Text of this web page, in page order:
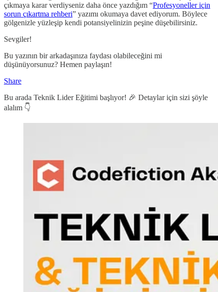
çıkmaya karar verdiyseniz daha önce yazdığım “Profesyoneller için
sorun çıkartma rehberi” yazımı okumaya davet ediyorum. Böylece
gölgenizle yüzleşip kendi potansiyelinizin peşine düşebilirsiniz.
Sevgiler!
Bu yazının bir arkadaşınıza faydası olabileceğini mi
düşünüyorsunuz? Hemen paylaşın!
Share
Bu arada Teknik Lider Eğitimi başlıyor! 🎉 Detaylar için sizi şöyle
alalım 👇